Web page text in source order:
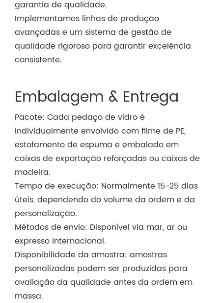
garantia de qualidade.
Implementamos linhas de produção
avançadas e um sistema de gestão de
qualidade rigoroso para garantir excelência
consistente.
Embalagem & Entrega
Pacote: Cada pedaço de vidro é
individualmente envolvido com filme de PE,
estofamento de espuma e embalado em
caixas de exportação reforçadas ou caixas de
madeira.
Tempo de execução: Normalmente 15-25 dias
úteis, dependendo do volume da ordem e da
personalização.
Métodos de envio: Disponível via mar, ar ou
expresso internacional.
Disponibilidade da amostra: amostras
personalizadas podem ser produzidas para
avaliação da qualidade antes da ordem em
massa.